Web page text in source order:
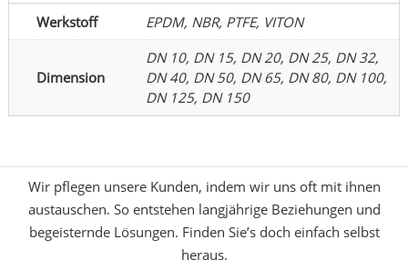
Werkstoff
EPDM, NBR, PTFE, VITON
Dimension
DN 10, DN 15, DN 20, DN 25, DN 32,
DN 40, DN 50, DN 65, DN 80, DN 100,
DN 125, DN 150
Wir pflegen unsere Kunden, indem wir uns oft mit ihnen
austauschen. So entstehen langjährige Beziehungen und
begeisternde Lösungen. Finden Sie’s doch einfach selbst
heraus.